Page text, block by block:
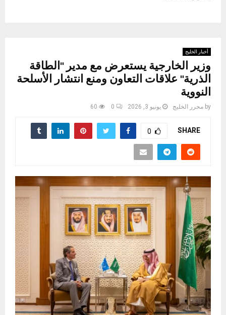
أخبار الخليج
وزير الخارجية يستعرض مع مدير "الطاقة
الذرية" علاقات التعاون ومنع انتشار الأسلحة
النووية
by محرر الخليج يونيو 3, 2026 0
60
SHARE
0